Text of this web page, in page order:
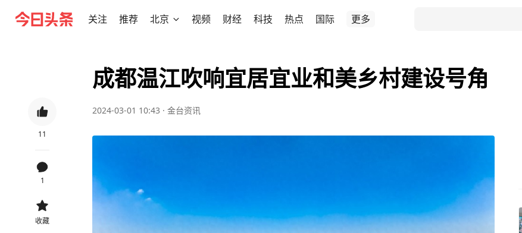
关注 推荐 北京 视频 财经 科技 热点 国际 更多
11
1
收藏
成都温江吹响宜居宜业和美乡村建设号角
2024-03-01 10:43 · 金台资讯